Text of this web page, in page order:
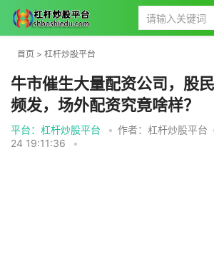
首页 > 杠杆炒股平台
牛市催生大量配资公司，股
频发，场外配资究竟啥样？
平台：杠杆炒股平台 • 作者：杠杆炒股平台
24 19:11:36
•